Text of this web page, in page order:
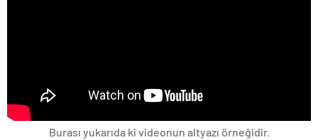
Burası yukarıda ki videonun altyazı örneğidir.